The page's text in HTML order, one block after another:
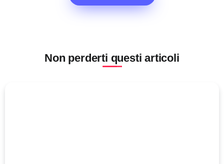
Non perderti questi articoli